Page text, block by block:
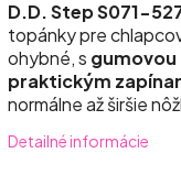
D.D. Step S071-
topánky pre
ohybné, s
praktickým
normálne až širšie
Detailné informácie